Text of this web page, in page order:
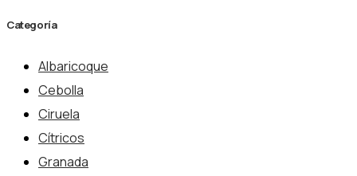
Categoría
Albaricoque
Cebolla
Ciruela
Cítricos
Granada